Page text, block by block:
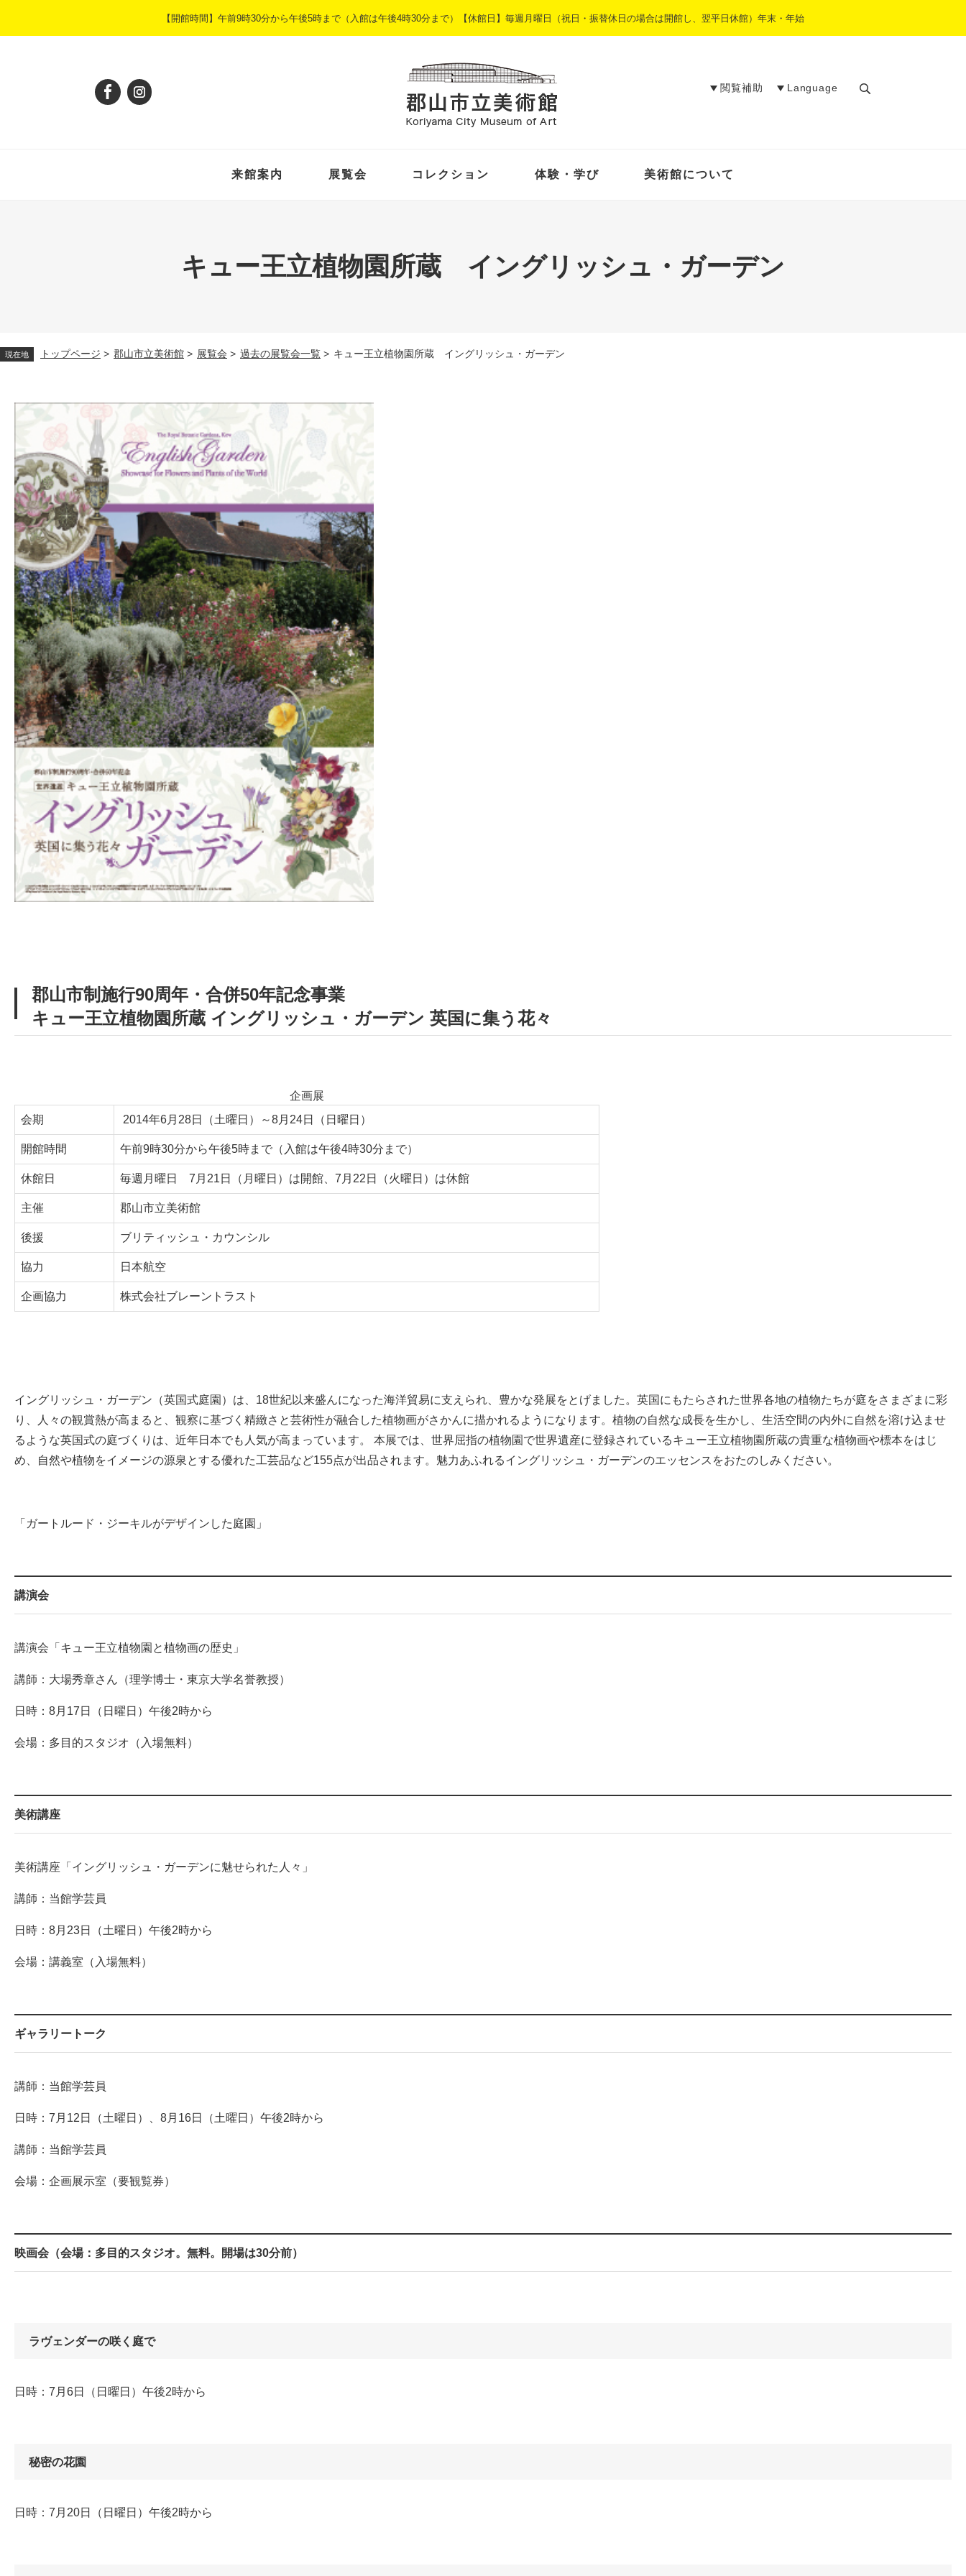
【開館時間】午前9時30分から午後5時まで（入館は午後4時30分まで）【休館日】毎週月曜日（祝日・振替休日の場合は開館し、翌平日休館）年末・年始
閲覧補助 Language
検
来館案内 展覧会 コレクション 体験・学び 美術館について
キュー王立植物園所蔵 イングリッシュ・ガーデン
現在地 トップページ > 郡山市立美術館 > 展覧会 > 過去の展覧会一覧 > キュー王立植物園所蔵 イングリッシュ・ガーデン
郡山市制施行90周年・合併50年記念事業
キュー王立植物園所蔵 イングリッシュ・ガーデン 英国に集う花々
企画展
会期
2014年6月28日（土曜日）～8月24日（日曜日）
開館時間 午前9時30分から午後5時まで（入館は午後4時30分まで）
休館日 毎週月曜日 7月21日（月曜日）は開館、7月22日（火曜日）は休館
主催 郡山市立美術館
後援 ブリティッシュ・カウンシル
協力 日本航空
企画協力 株式会社ブレーントラスト
イングリッシュ・ガーデン（英国式庭園）は、18世紀以来盛んになった海洋貿易に支えられ、豊かな発展をとげました。英国にもたらされた世界各地の植物たちが庭をさまざまに彩
り、人々の観賞熱が高まると、観察に基づく精緻さと芸術性が融合した植物画がさかんに描かれるようになります。植物の自然な成長を生かし、生活空間の内外に自然を溶け込ませ
るような英国式の庭づくりは、近年日本でも人気が高まっています。 本展では、世界屈指の植物園で世界遺産に登録されているキュー王立植物園所蔵の貴重な植物画や標本をはじ
め、自然や植物をイメージの源泉とする優れた工芸品など155点が出品されます。魅力あふれるイングリッシュ・ガーデンのエッセンスをおたのしみください。
「ガートルード・ジーキルがデザインした庭園」
講演会
講演会「キュー王立植物園と植物画の歴史」
講師：大場秀章さん（理学博士・東京大学名誉教授）
日時：8月17日（日曜日）午後2時から
会場：多目的スタジオ（入場無料）
美術講座
美術講座「イングリッシュ・ガーデンに魅せられた人々」
講師：当館学芸員
日時：8月23日（土曜日）午後2時から
会場：講義室（入場無料）
ギャラリートーク
講師：当館学芸員
日時：7月12日（土曜日）、8月16日（土曜日）午後2時から
講師：当館学芸員
会場：企画展示室（要観覧券）
映画会（会場：多目的スタジオ。無料。開場は30分前）
ラヴェンダーの咲く庭で
日時：7月6日（日曜日）午後2時から
秘密の花園
日時：7月20日（日曜日）午後2時から